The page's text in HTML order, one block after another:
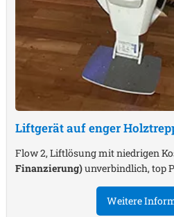
Liftgerät auf enger
Flow 2, Liftlösung mit niedrigen
Finanzierung)unverbindlich, top
Weitere